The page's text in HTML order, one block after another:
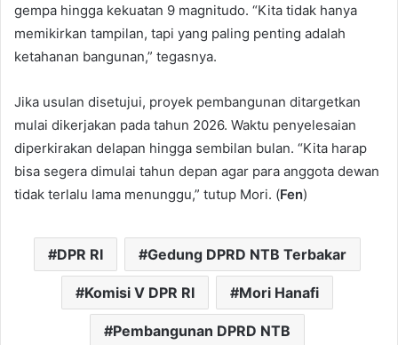
gempa hingga kekuatan 9 magnitudo. “Kita tidak hanya
memikirkan tampilan, tapi yang paling penting adalah
ketahanan bangunan,” tegasnya.
Jika usulan disetujui, proyek pembangunan ditargetkan
mulai dikerjakan pada tahun 2026. Waktu penyelesaian
diperkirakan delapan hingga sembilan bulan. “Kita harap
bisa segera dimulai tahun depan agar para anggota dewan
tidak terlalu lama menunggu,” tutup Mori. (Fen)
DPR RI Gedung DPRD NTB Terbakar
Komisi V DPR RI Mori Hanafi
Pembangunan DPRD NTB